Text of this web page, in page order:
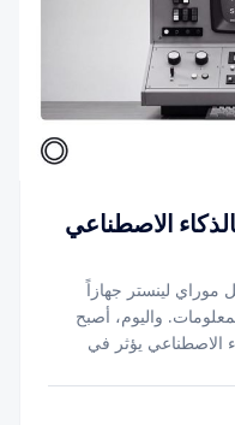
الاصطناعي
لينستر جهازاً
واليوم، أصبح
الاصطناعي يؤثر في